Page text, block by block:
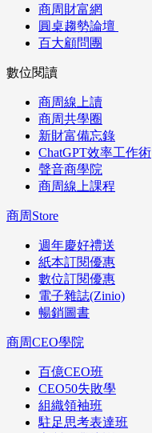
商周財富網
圓桌趨勢論壇
百大顧問團
數位閱讀
商周線上讀
商周共學圈
新財富備忘錄
ChatGPT效率工作術
聲音商學院
商周線上課程
商周Store
週年慶好禮送
紙本訂閱優惠
數位訂閱優惠
電子雜誌(Zinio)
暢銷圖書
商周CEO學院
百億CEO班
CEO50失敗學
組織領袖班
駐足思考表達班